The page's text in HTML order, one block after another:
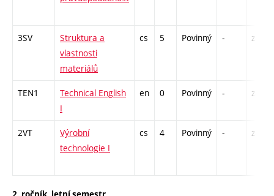
3SV
Struktura a
vlastnosti
materiálů
cs 5 Povinný - zá,zk
TEN1
Technical English
I
en 0 Povinný - zá
2VT
Výrobní
technologie I
cs 4 Povinný - zá,zk